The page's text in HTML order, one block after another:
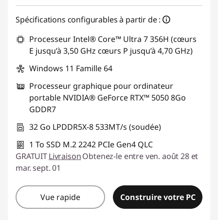
Spécifications configurables à partir de :
Processeur Intel® Core™ Ultra 7 356H (cœurs
E jusqu’à 3,50 GHz cœurs P jusqu’à 4,70 GHz)
Windows 11 Famille 64
Processeur graphique pour ordinateur
portable NVIDIA® GeForce RTX™ 5050 8Go
GDDR7
32 Go LPDDR5X-8 533MT/s (soudée)
1 To SSD M.2 2242 PCIe Gen4 QLC
GRATUITLivraisonObtenez-le entre ven. août 28 et
mar. sept. 01
Vue rapide Construire votre PC